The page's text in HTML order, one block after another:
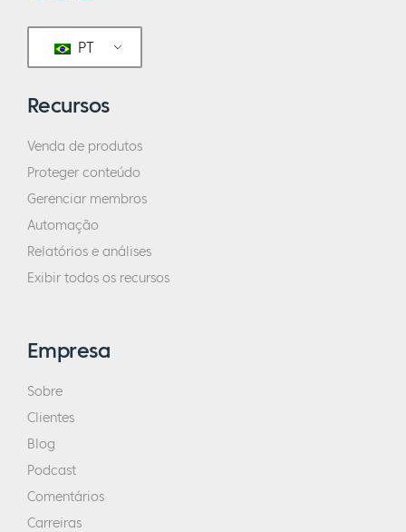
PT
Recursos
Venda de produtos
Proteger conteúdo
Gerenciar membros
Automação
Relatórios e análises
Exibir todos os recursos
Empresa
Sobre
Clientes
Blog
Podcast
Comentários
Carreiras